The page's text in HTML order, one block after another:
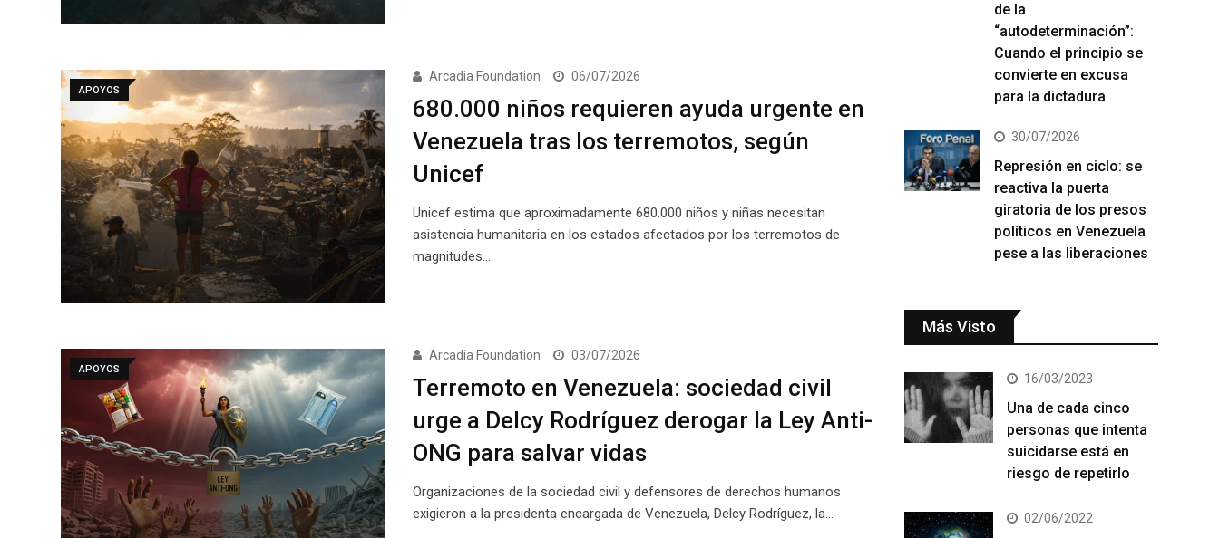
APOYOS
Arcadia Foundation 06/07/2026
680.000 niños requieren ayuda urgente en
Venezuela tras los terremotos, según
Unicef
Unicef estima que aproximadamente 680.000 niños y niñas necesitan
asistencia humanitaria en los estados afectados por los terremotos de
magnitudes…
APOYOS
Arcadia Foundation 03/07/2026
Terremoto en Venezuela: sociedad civil
urge a Delcy Rodríguez derogar la Ley Anti-
ONG para salvar vidas
Organizaciones de la sociedad civil y defensores de derechos humanos
exigieron a la presidenta encargada de Venezuela, Delcy Rodríguez, la…
de la
“autodeterminación”:
Cuando el principio se
convierte en excusa
para la dictadura
30/07/2026
Represión en ciclo: se
reactiva la puerta
giratoria de los presos
políticos en Venezuela
pese a las liberaciones
Más Visto
16/03/2023
Una de cada cinco
personas que intenta
suicidarse está en
riesgo de repetirlo
02/06/2022